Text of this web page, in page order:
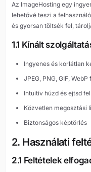
Az ImageHosting egy
lehetővé teszi a
és gyorsan töltsék fel,
1.1 Kínált
Ingyenes és korlátlan
JPEG, PNG, GIF,
Intuitív húzd és ejtsd
Közvetlen megosztási
Biztonságos képtörlés
2. Használati
2.1 Feltételek